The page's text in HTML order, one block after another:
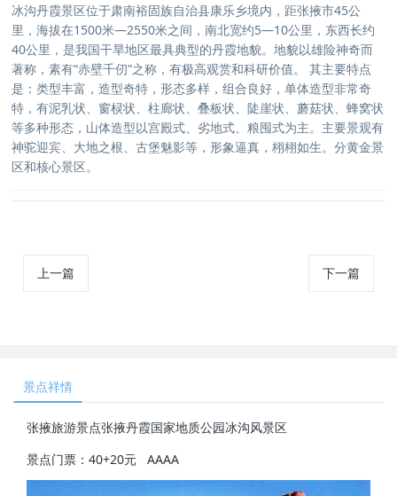
冰沟丹霞景区位于肃南裕固族自治县康乐乡境内，距张掖市45公
里，海拔在1500米—2550米之间，南北宽约5—10公里，东西长约
40公里，是我国干旱地区最具典型的丹霞地貌。地貌以雄险神奇而
著称，素有“赤壁千仞”之称，有极高观赏和科研价值。 其主要特点
是：类型丰富，造型奇特，形态多样，组合良好，单体造型非常奇
特，有泥乳状、窗棂状、柱廊状、叠板状、陡崖状、蘑菇状、蜂窝状
等多种形态，山体造型以宫殿式、劣地式、粮囤式为主。主要景观有
神驼迎宾、大地之根、古堡魅影等，形象逼真，栩栩如生。分黄金景
区和核心景区。
上一篇 下一篇
景点祥情
张掖旅游景点张掖丹霞国家地质公园冰沟风景区
景点门票：40+20元 AAAA